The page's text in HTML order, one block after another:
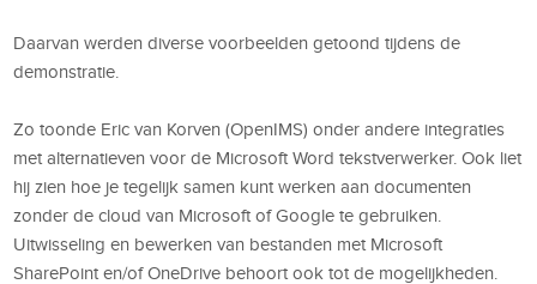
Daarvan werden diverse voorbeelden getoond tijdens de
demonstratie.
Zo toonde Eric van Korven (OpenIMS) onder andere integraties
met alternatieven voor de Microsoft Word tekstverwerker. Ook liet
hij zien hoe je tegelijk samen kunt werken aan documenten
zonder de cloud van Microsoft of Google te gebruiken.
Uitwisseling en bewerken van bestanden met Microsoft
SharePoint en/of OneDrive behoort ook tot de mogelijkheden.